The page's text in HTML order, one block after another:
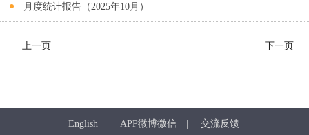
月度统计报告（2025年10月）
上一页 下一页
English APP微博微信 交流反馈